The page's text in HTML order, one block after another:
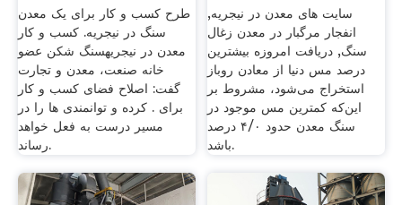
طرح کسب و کار برای یک معدن
سنگ در نیجریه. کسب و کار
معدن در نیجریهسنگ شکن عضو
خانه صنعت، معدن و تجارت
گفت: اصلاح فضای کسب و کار
برای . کرده و توانمندی ها را در
مسیر درست به فعل خواهد
رساند.
سایت های معدن در نیجریه,
انفجار مرگبار در معدن زغال
سنگ, دریافت امروزه بیشترین
درصد مس دنیا از معادن روباز
استخراج می‌شود، مشروط بر
این‌که کمترین مس موجود در
سنگ معدن حدود ۴/۰ درصد
باشد.